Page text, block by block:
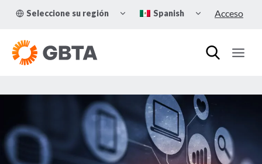
Seleccione su región
TOGGLE
CHILD
Spanish
CHILDAcceso